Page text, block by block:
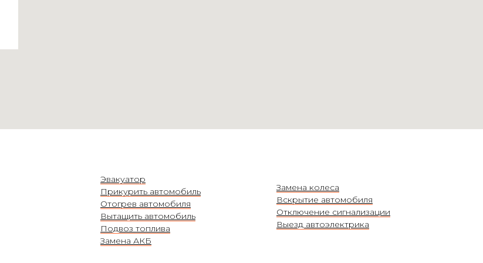
Эвакуатор
Прикурить автомобиль
Отогрев автомобиля
Вытащить автомобиль
Подвоз топлива
Замена АКБ
Замена колеса
Вскрытие автомобиля
Отключение сигнализации
Выезд автоэлектрика